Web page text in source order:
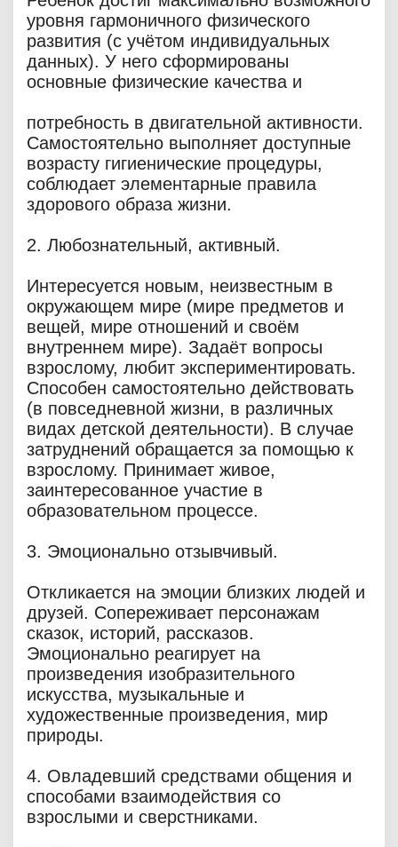
уровня гармоничного физического
развития (с учётом индивидуальных
данных). У него сформированы
основные физические качества и
потребность в двигательной активности.
Самостоятельно выполняет доступные
возрасту гигиенические процедуры,
соблюдает элементарные правила
здорового образа жизни.
2. Любознательный, активный.
Интересуется новым, неизвестным в
окружающем мире (мире предметов и
вещей, мире отношений и своём
внутреннем мире). Задаёт вопросы
взрослому, любит экспериментировать.
Способен самостоятельно действовать
(в повседневной жизни, в различных
видах детской деятельности). В случае
затруднений обращается за помощью к
взрослому. Принимает живое,
заинтересованное участие в
образовательном процессе.
3. Эмоционально отзывчивый.
Откликается на эмоции близких людей и
друзей. Сопереживает персонажам
сказок, историй, рассказов.
Эмоционально реагирует на
произведения изобразительного
искусства, музыкальные и
художественные произведения, мир
природы.
4. Овладевший средствами общения и
способами взаимодействия со
взрослыми и сверстниками.